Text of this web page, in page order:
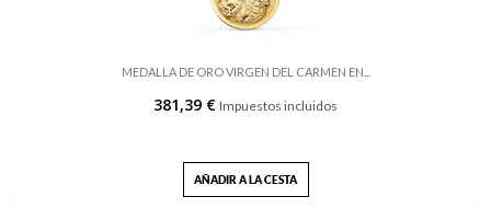
MEDALLA DE ORO VIRGEN DEL CARMEN EN...
381,39 € Impuestos incluidos
AÑADIR A LA CESTA